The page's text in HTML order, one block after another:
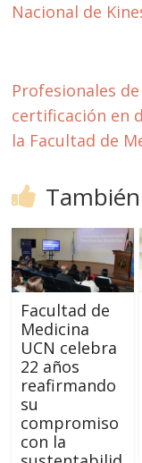
Nacional de
Profesionales
certificación en
la Facultad de
Facultad de
Medicina
UCN celebra
22 años
reafirmando
su
compromiso
con la